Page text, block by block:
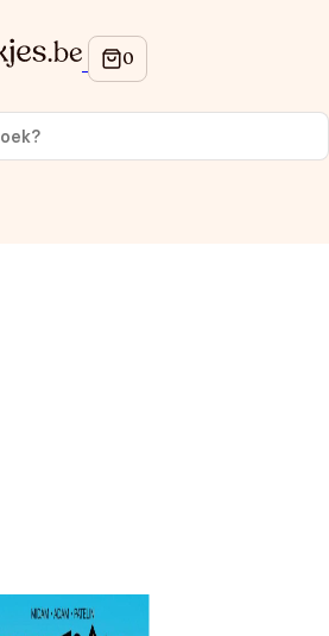
onze acties?
nieuwsbrief en ontvang